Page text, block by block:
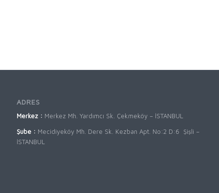
ADRES
Merkez : Merkez Mh. Yardımcı Sk. Çekmeköy – İSTANBUL
Şube : Mecidiyeköy Mh. Dere Sk. Kezban Apt. No:2 D:6 Şişli –
İSTANBUL